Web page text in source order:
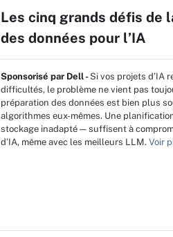
Les cinq grands défis de
des données pour l’IA
Sponsorisé par Dell - Si vos projets d’IA
difficultés, le problème ne vient pas
préparation des données est bien plus
algorithmes eux-mêmes. Une
stockage inadapté — suffisent à
d’IA, même avec les meilleurs LLM. Voir